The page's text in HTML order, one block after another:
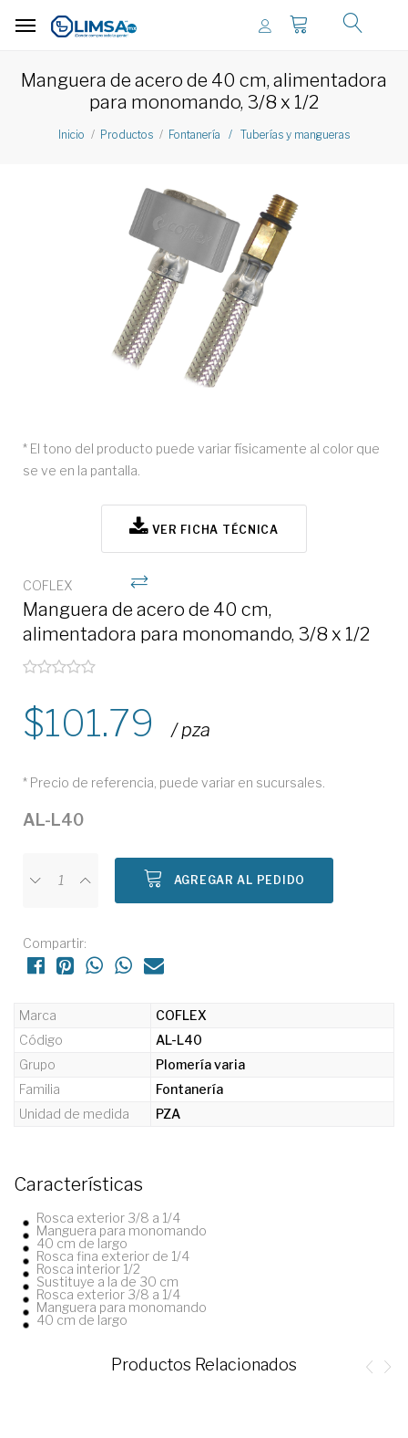
Manguera de acero de 40 cm, alimentadora
para monomando, 3/8 x 1/2
Inicio Productos Fontanería / Tuberías y mangueras
* El tono del producto puede variar físicamente al color que
se ve en la pantalla.
VER FICHA TÉCNICA
COFLEX
Manguera de acero de 40 cm,
alimentadora para monomando, 3/8 x 1/2
101.79 / pza
* Precio de referencia, puede variar en sucursales.
AL-L40
AGREGAR AL PEDIDO
Compartir:
Marca
COFLEX
Código
AL-L40
Grupo
Plomería varia
Familia
Fontanería
Unidad de medida
PZA
Características
Rosca exterior 3/8 a 1/4
Manguera para monomando
40 cm de largo
Rosca fina exterior de 1/4
Rosca interior 1/2
Sustituye a la de 30 cm
Rosca exterior 3/8 a 1/4
Manguera para monomando
40 cm de largo
Productos Relacionados